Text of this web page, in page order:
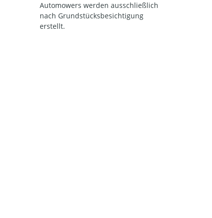
Automowers werden ausschließlich
nach Grundstücksbesichtigung
erstellt.